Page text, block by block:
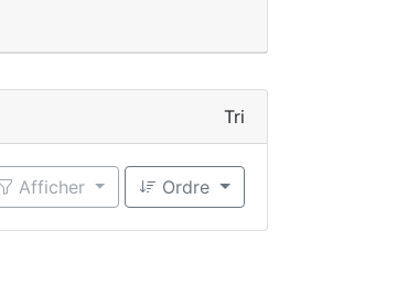
Tri
Afficher Ordre